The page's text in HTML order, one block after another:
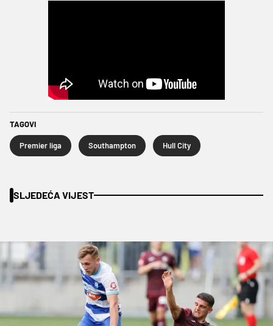
TAGOVI
Premier liga Southampton Hull City
SLJEDEĆA VIJEST